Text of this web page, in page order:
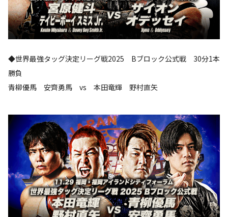
◆世界最強タッグ決定リーグ戦2025 Bブロック公式戦 30分1本
勝負
青柳優馬 安齊勇馬 vs 本田竜輝 野村直矢